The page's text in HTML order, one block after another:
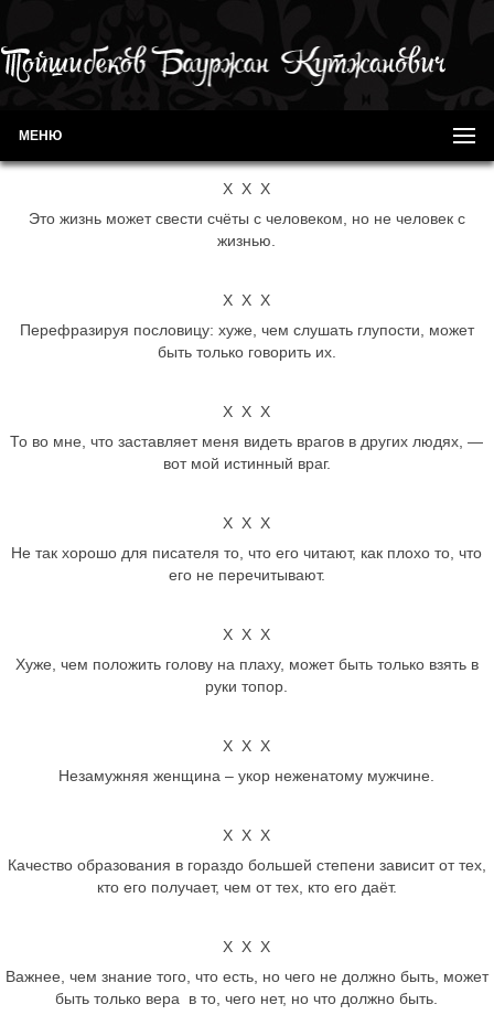
МЕНЮ
Х Х Х
Это жизнь может свести счёты с человеком, но не человек с
жизнью.
Х Х Х
Перефразируя пословицу: хуже, чем слушать глупости, может
быть только говорить их.
Х Х Х
То во мне, что заставляет меня видеть врагов в других людях, —
вот мой истинный враг.
Х Х Х
Не так хорошо для писателя то, что его читают, как плохо то, что
его не перечитывают.
Х Х Х
Хуже, чем положить голову на плаху, может быть только взять в
руки топор.
Х Х Х
Незамужняя женщина – укор неженатому мужчине.
Х Х Х
Качество образования в гораздо большей степени зависит от тех,
кто его получает, чем от тех, кто его даёт.
Х Х Х
Важнее, чем знание того, что есть, но чего не должно быть, может
быть только вера в то, чего нет, но что должно быть.